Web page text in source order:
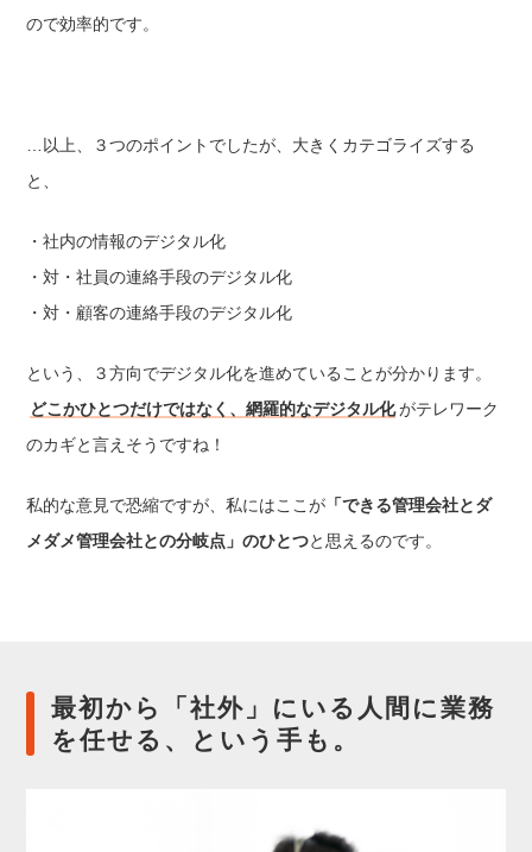
ので効率的です。
…以上、３つのポイントでしたが、大きくカテゴライズする
と、
・社内の情報のデジタル化
・対・社員の連絡手段のデジタル化
・対・顧客の連絡手段のデジタル化
という、３方向でデジタル化を進めていることが分かります。
どこかひとつだけではなく、網羅的なデジタル化がテレワーク
のカギと言えそうですね！
私的な意見で恐縮ですが、私にはここが 「できる管理会社とダ
メダメ管理会社との分岐点」のひとつと思えるのです。
最初から「社外」にいる人間に業務
を任せる、という手も。